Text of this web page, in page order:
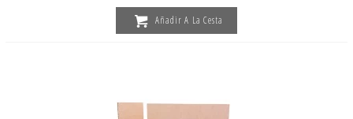
Añadir A La Cesta